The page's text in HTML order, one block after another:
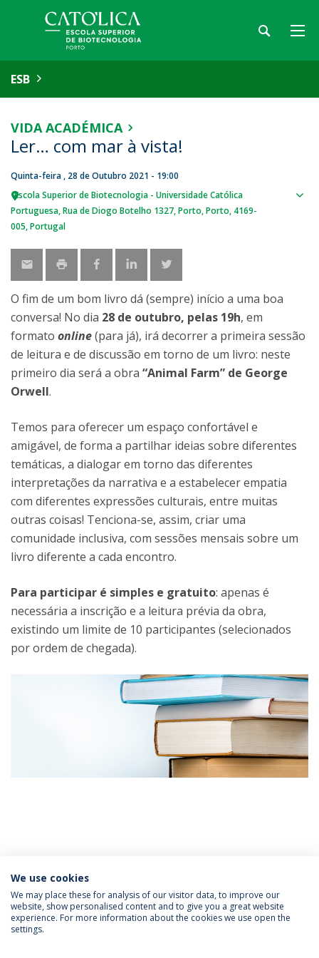
ESB
VIDA ACADÉMICA
Ler… com mar à vista!
Quinta-feira , 28 de Outubro 2021 - 19:00
Escola Superior de Biotecnologia - Universidade Católica
Portuguesa Rua de Diogo Botelho 1327 Porto Porto 4169-
005 Portugal
O fim de um bom livro dá (sempre) início a uma boa
conversa! No dia 28 de outubro, pelas 19h, em
formato online(para já), irá decorrer a primeira sessão
de leitura e de discussão em torno de um livro: neste
primeiro dia será a obra “Animal Farm” de George
Orwell.
Temos para oferecer um espaço confortável e
amigável, de forma a partilhar ideias sobre diferentes
temáticas, a dialogar em torno das diferentes
interpretações da narrativa e a estabelecer empatia
com diferentes expressões culturais, entre muitas
outras coisas! Tenciona-se, assim, criar uma
comunidade inclusiva, com sessões mensais sobre um
livro diferente a cada encontro.
Para participar é simples e gratuito: apenas é
necessária a inscrição e a leitura prévia da obra,
existindo um limite de 10 participantes (selecionados
por ordem de chegada).
Eventos
Política de Privacidade
Termos & Condições
We use cookies
We may place these for analysis of our visitor data, to improve our
website, show personalised content and to give you a great website
experience. For more information about the cookies we use open the
settings.